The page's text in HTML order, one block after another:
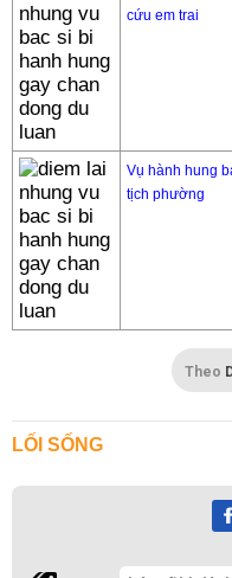
cứu em trai
Vụ hành hung
tịch phường
Theo
LỐI SỐNG